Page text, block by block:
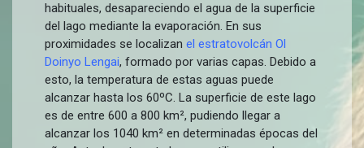
habituales, desapareciendo el agua de la superficie
del lago mediante la evaporación. En sus
proximidades se localizan el estratovolcán Ol
Doinyo Lengai, formado por varias capas. Debido a
esto, la temperatura de estas aguas puede
alcanzar hasta los 60ºC. La superficie de este lago
es de entre 600 a 800 km², pudiendo llegar a
alcanzar los 1040 km² en determinadas épocas del